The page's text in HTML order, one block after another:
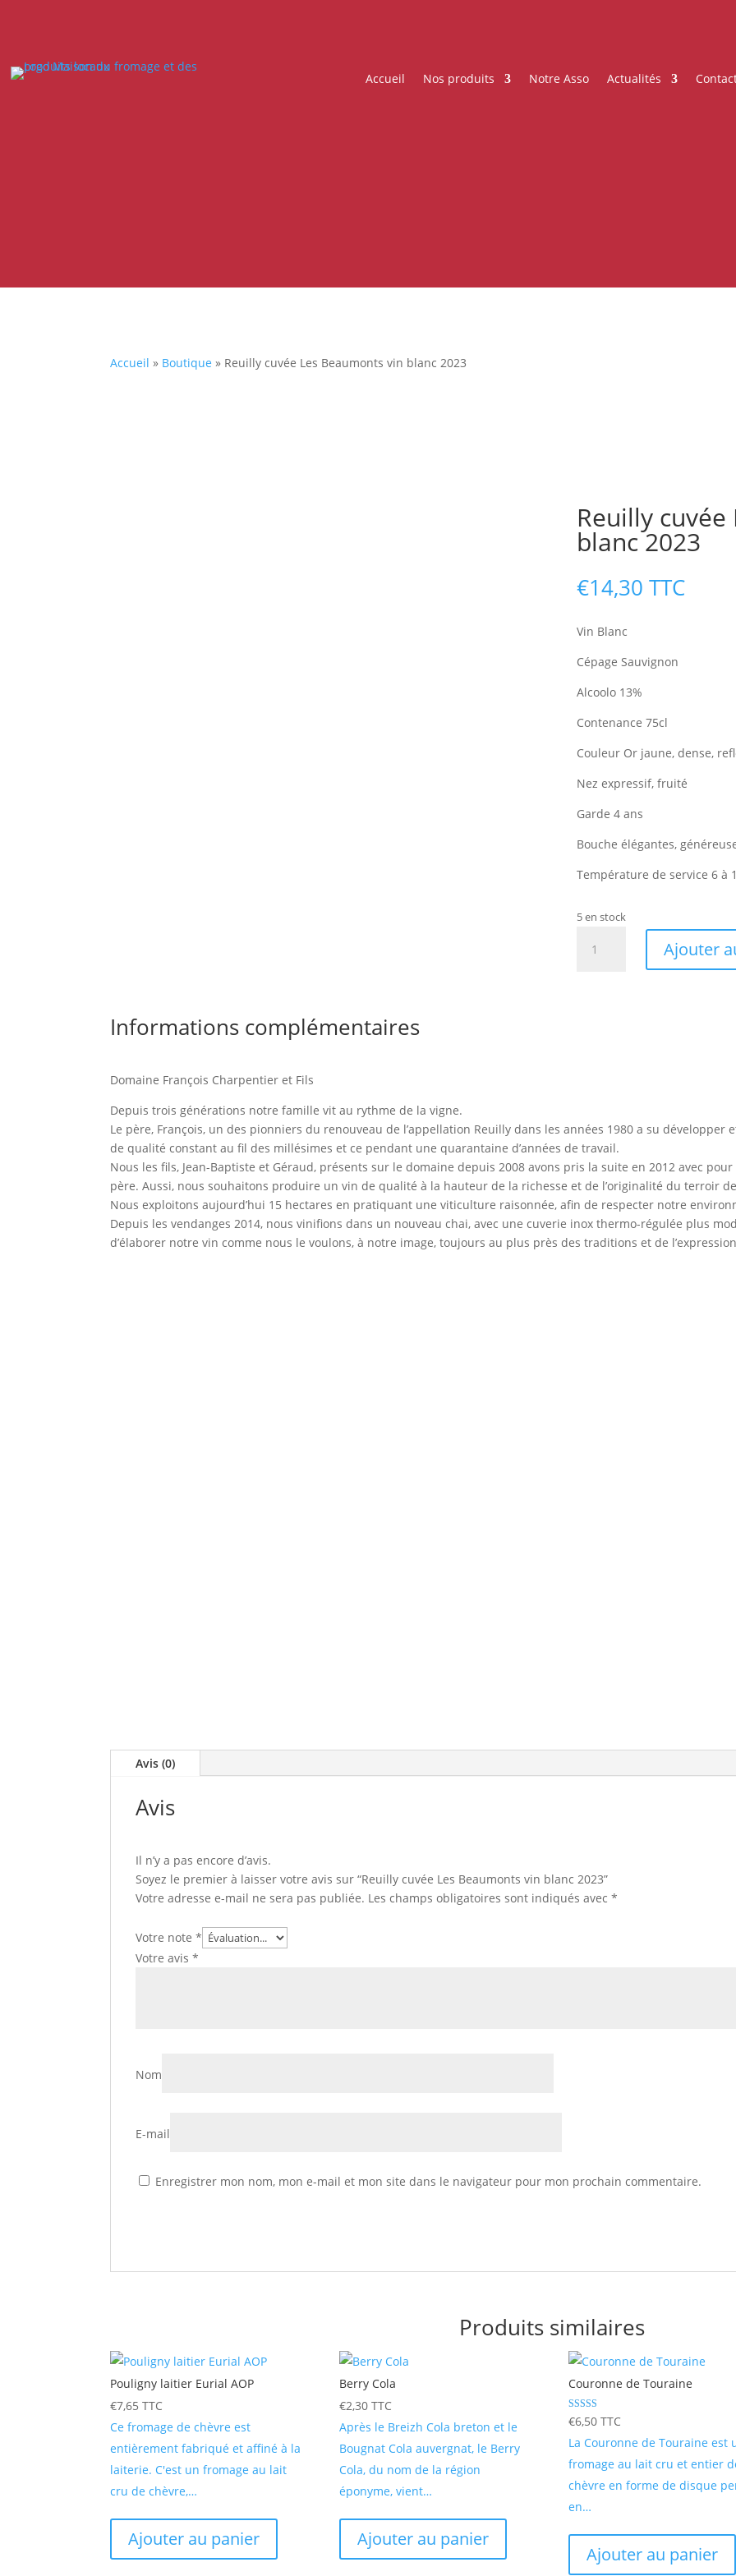
Accueil Nos produits Notre Asso Actualités
Accueil » Boutique » Reuilly cuvée Les Beaumonts vin blanc 2023
Reuilly
blanc 2023
€14,30 TTC
Vin Blanc
Cépage Sauvignon
Alcoolo 13%
Contenance 75cl
Couleur Or jaune, dense,
Nez expressif, fruité
Garde 4 ans
Bouche élégantes,
Température de service 6 à
5 en stock
Ajouter
Informations complémentaires
Domaine François Charpentier et Fils
Depuis trois générations notre famille vit au rythme de la vigne.
Le père, François, un des pionniers du renouveau de l’appellation Reuilly dans les années 1980 a su développer
de qualité constant au fil des millésimes et ce pendant une quarantaine d’années de travail.
Nous les fils, Jean-Baptiste et Géraud, présents sur le domaine depuis 2008 avons pris la suite en 2012 avec
père. Aussi, nous souhaitons produire un vin de qualité à la hauteur de la richesse et de l’originalité du terroir
Nous exploitons aujourd’hui 15 hectares en pratiquant une viticulture raisonnée, afin de respecter notre
Depuis les vendanges 2014, nous vinifions dans un nouveau chai, avec une cuverie inox thermo-régulée plus
d’élaborer notre vin comme nous le voulons, à notre image, toujours au plus près des traditions et de
Avis (0)
Avis
Il n’y a pas encore d’avis.
Soyez le premier à laisser votre avis sur “Reuilly cuvée Les Beaumonts vin blanc 2023”
Votre adresse e-mail ne sera pas publiée. Les champs obligatoires sont indiqués avec*
Votre note*
Votre avis*
Nom
E-mail
Enregistrer mon nom, mon e-mail et mon site dans le navigateur pour mon prochain commentaire.
Produits similaires
Pouligny laitier Eurial AOP
€7,65 TTC
Ce fromage de chèvre est
entièrement fabriqué et affiné à la
laiterie. C'est un fromage au lait
cru de chèvre,…
Ajouter au panier
Berry Cola
€2,30 TTC
Après le Breizh Cola breton et le
Bougnat Cola auvergnat, le Berry
Cola, du nom de la région
éponyme, vient…
Ajouter au panier
Couronne de Touraine
Note
5.00
sur 5
€6,50 TTC
La Couronne de Touraine est
fromage au lait cru et entier
chèvre en forme de disque
en…
Ajouter au panier